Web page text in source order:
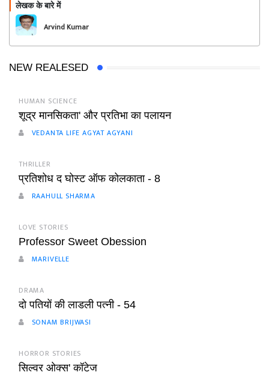
लेखक के बारे में
Arvind Kumar
NEW REALESED
HUMAN SCIENCE
शूद्र मानसिकता' और प्रतिभा का पलायन
VEDANTA LIFE AGYAT AGYANI
THRILLER
प्रतिशोध द घोस्ट ऑफ कोलकाता - 8
RAAHULL SHARMA
LOVE STORIES
Professor Sweet Obession
MARIVELLE
DRAMA
दो पतियों की लाडली पत्नी - 54
SONAM BRIJWASI
HORROR STORIES
सिल्वर ओक्स' कॉटेज